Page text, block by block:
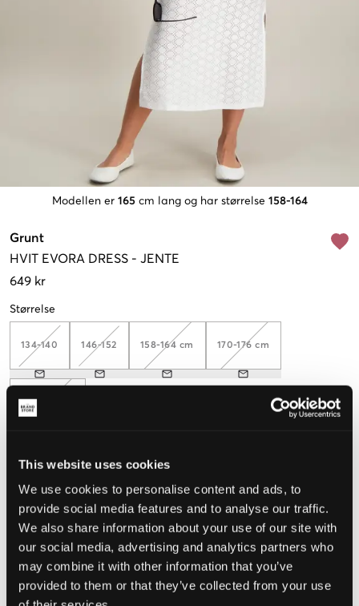
This website uses cookies
We use cookies to personalise content and ads, to
provide social media features and to analyse our traffic.
We also share information about your use of our site with
our social media, advertising and analytics partners who
may combine it with other information that you’ve
provided to them or that they’ve collected from your use
Modellen er 165 cm lang og har størrelse 158-164
Grunt
HVIT EVORA DRESS - JENTE
649 kr
Størrelse
134-140 146-152 158-164 cm 170-176 cm
182-188 cm
Opplevd størrelse
Liten Riktig
STØRRELSESTABELL
VELG EN STØRRELSE